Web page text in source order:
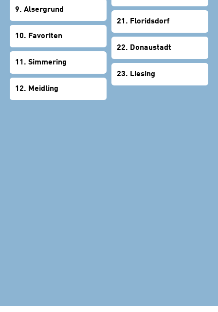
9. Alsergrund
10. Favoriten
11. Simmering
12. Meidling
21. Floridsdorf
22. Donaustadt
23. Liesing